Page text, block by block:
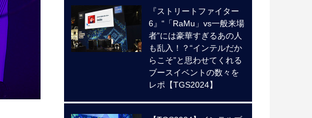
『ストリートファイター
6』“「RaMu」vs一般来場
者”には豪華すぎるあの人
も乱入！？“インテルだか
らこそ”と思わせてくれる
ブースイベントの数々を
レポ【TGS2024】